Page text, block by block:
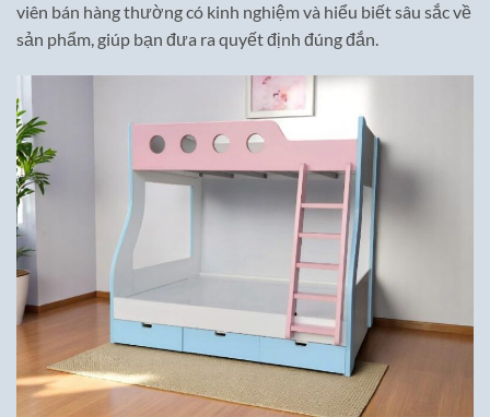
viên bán hàng thường có kinh nghiệm và hiểu biết sâu sắc về
sản phẩm, giúp bạn đưa ra quyết định đúng đắn.